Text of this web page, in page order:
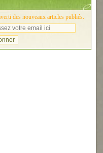
des nouveaux articles publiés.